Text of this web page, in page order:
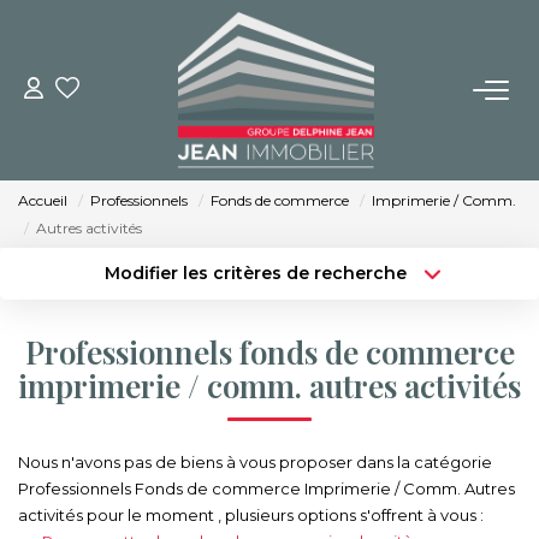
NOS BIENS
Achat
BUREAUX ET COMMERCES
IMMOBILIER NEUF
NOS SERVICES
Accueil Professionnels Fonds de commerce
Imprimerie / Comm.
Autres activités
Modifier les critères de recherche
Sélectionnez...
Type de bien
Créer une alerte
Professionnels fonds de commerce
imprimerie / comm. autres activités
Nous n'avons pas de biens à vous proposer dans la catégorie
Professionnels Fonds de commerce Imprimerie / Comm. Autres
activités pour le moment , plusieurs options s'offrent à vous :